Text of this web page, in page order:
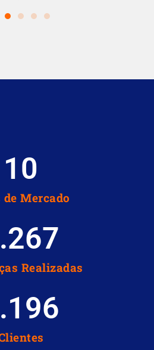
de Mercado
10
Realizadas